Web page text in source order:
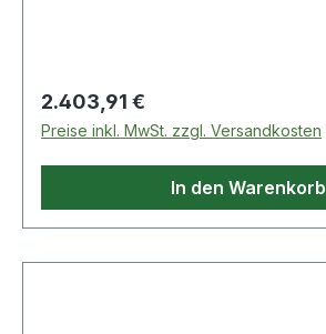
Regulärer Preis:
2.403,91 €
Preise inkl. MwSt. zzgl. Versandkosten
In den Warenkorb